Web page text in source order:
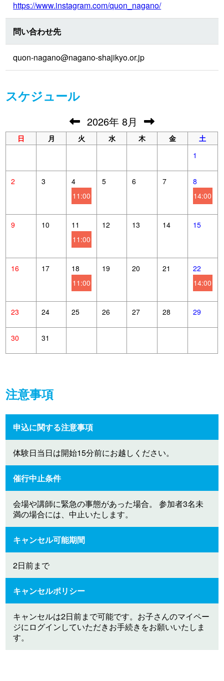
https://www.instagram.com/quon_nagano/
問い合わせ先
quon-nagano@nagano-shajikyo.or.jp
スケジュール
2026年 8月
日 月 火 水 木 金
土
1
2 3
4
11:00
5 6 7
8
14:00
9 10
11
11:00
12 13 14 15
16 17
18
11:00
19 20 21
22
14:00
23 24 25 26 27 28 29
30 31
注意事項
申込に関する注意事項
体験日当日は開始15分前にお越しください。
催行中止条件
会場や講師に緊急の事態があった場合。 参加者3名未
満の場合には、中止いたします。
キャンセル可能期間
2日前まで
キャンセルポリシー
キャンセルは2日前まで可能です。お子さんのマイペー
ジにログインしていただきお手続きをお願いいたしま
す。